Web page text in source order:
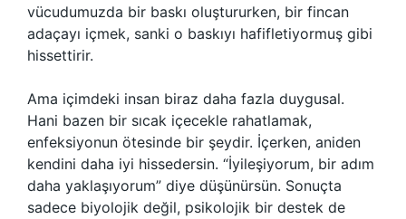
vücudumuzda bir baskı oluştururken, bir fincan
adaçayı içmek, sanki o baskıyı hafifletiyormuş gibi
hissettirir.
Ama içimdeki insan biraz daha fazla duygusal.
Hani bazen bir sıcak içecekle rahatlamak,
enfeksiyonun ötesinde bir şeydir. İçerken, aniden
kendini daha iyi hissedersin. “İyileşiyorum, bir adım
daha yaklaşıyorum” diye düşünürsün. Sonuçta
sadece biyolojik değil, psikolojik bir destek de